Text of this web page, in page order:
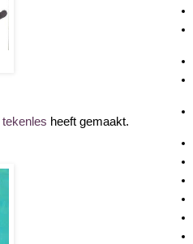
tekenles heeft gemaakt.